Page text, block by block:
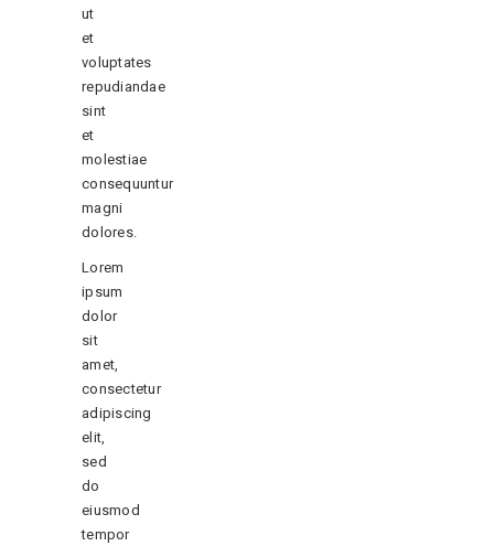
ut
et
voluptates
repudiandae
sint
et
molestiae
consequuntur
magni
dolores.
Lorem
ipsum
dolor
sit
amet,
consectetur
adipiscing
elit,
sed
do
eiusmod
tempor